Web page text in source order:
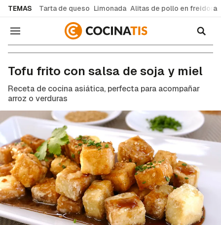
TEMAS Tarta de queso Limonada Alitas de pollo en freidora
Navegación
Tofu frito con salsa de soja y miel
Receta de cocina asiática, perfecta para acompañar
arroz o verduras